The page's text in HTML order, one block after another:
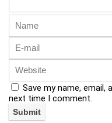
Save my name,
next time I comment.